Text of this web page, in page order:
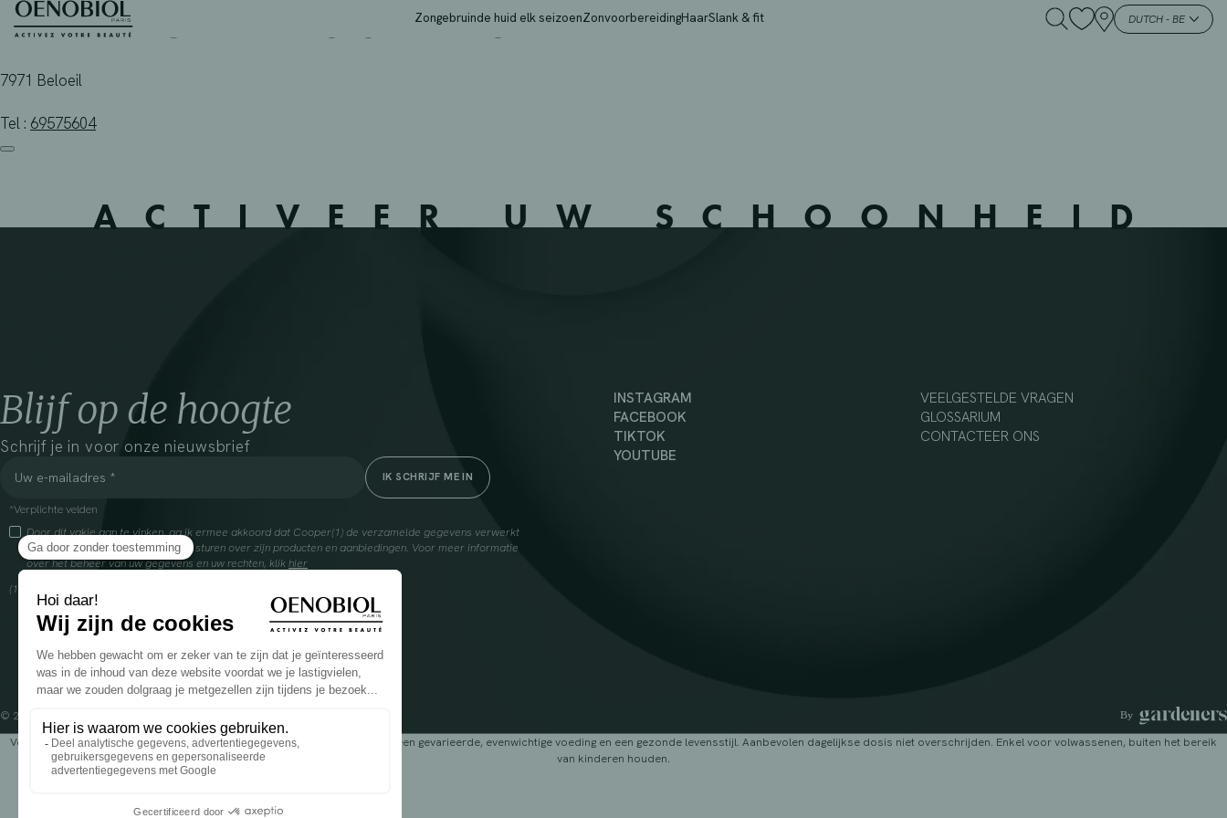
Skip
Zongebruinde huid elk seizoenZonvoorbereidingHaarSlank & fit DUTCH - BE
PHARMACIE LEBLOIS – BELOEIL – 510701
7971 Beloeil
Tel : 69575604
ACTIVEER UW SCHOONHEID
Blijf op de hoogte
Schrijf je in voor onze nieuwsbrief
*Verplichte velden
Door dit vakje aan te vinken, ga ik ermee akkoord dat Cooper(1) de verzamelde gegevens verwerkt
om mij commerciële informatie te sturen over zijn producten en aanbiedingen. Voor meer informatie
over het beheer van uw gegevens en uw rechten, klikhier
(1) Coopération pharmaceutique Française, RCS Melun 399 227 636
INSTAGRAM
FACEBOOK
TIKTOK
YOUTUBE
VEELGESTELDE VRAGEN
GLOSSARIUM
CONTACTEER ONS
© 2024 OENOBIOL PARIS
Voedingssupplement dat moet worden geconsumeerd als onderdeel van een gevarieerde, evenwichtige voeding en een gezonde levensstijl. Aanbevolen dagelijkse dosis niet overschrijden. Enkel voor volwassenen, buiten het bereik
van kinderen houden.